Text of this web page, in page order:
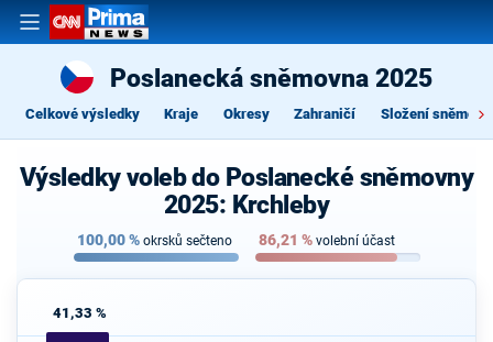
Poslanecká sněmovna 2025
Celkové výsledky Kraje Okresy Zahraničí Složení
Výsledky voleb do Poslanecké sněmovny
2025: Krchleby
100,00% okrsků sečteno 86,21 % volební účast
41,33 %